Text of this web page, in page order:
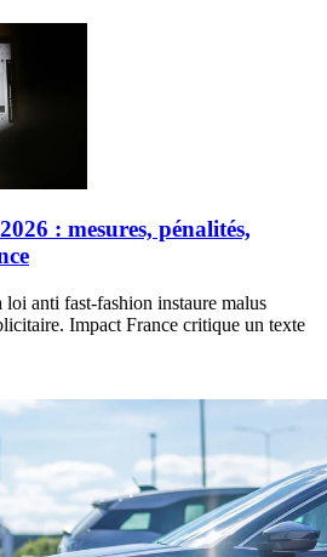
: mesures, pénalités,
anti fast-fashion instaure malus
Impact France critique un texte